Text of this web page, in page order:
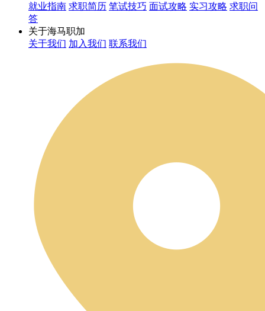
就业指南 求职简历 笔试技巧 面试攻略 实习攻略 求职问
答
关于海马职加
关于我们 加入我们 联系我们